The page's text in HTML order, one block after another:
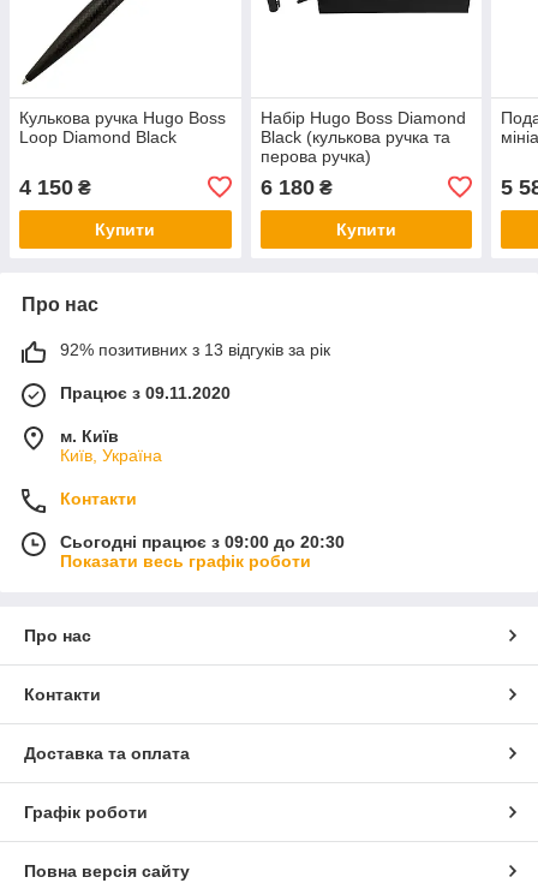
Кулькова ручка Hugo Boss
Loop Diamond Black
4 150 ₴
Купити
Набір Hugo Boss Diamond
Black (кулькова ручка та
перова ручка)
6 180₴
Купити
5
Про нас
92% позитивних з 13 відгуків за рік
Працює з 09.11.2020
м. Київ
Київ, Україна
Контакти
Сьогодні працює з 09:00 до 20:30
Показати весь графік роботи
Про нас
Контакти
Доставка та оплата
Графік роботи
Повна версія сайту